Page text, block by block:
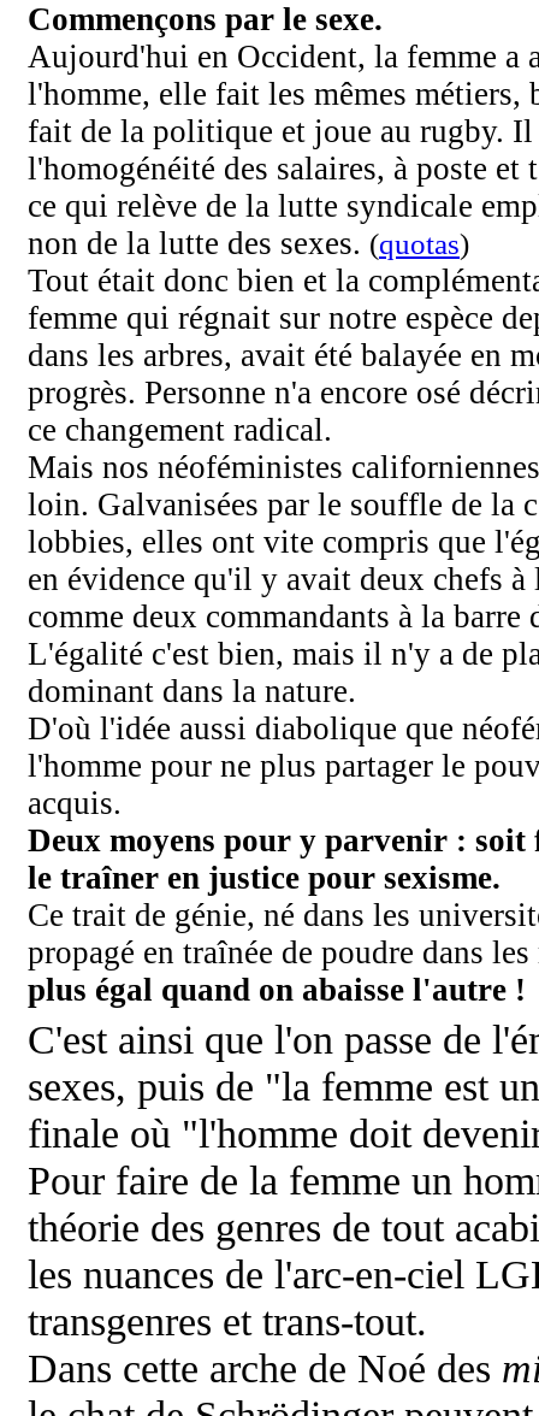
Commençons par le sexe.
Aujourd'hui en Occident, la femme a
l'homme, elle fait les mêmes métiers,
fait de la politique et joue au rugby. Il
l'homogénéité des salaires, à poste et
ce qui relève de la lutte syndicale
non de la lutte des sexes. (quotas)
Tout était donc bien et la
femme qui régnait sur notre espèce
dans les arbres, avait été balayée en
progrès. Personne n'a encore osé
ce changement radical.
Mais nos néoféministes
loin. Galvanisées par le souffle de la
lobbies, elles ont vite compris que
en évidence qu'il y avait deux chefs à
comme deux commandants à la barre
L'égalité c'est bien, mais il n'y a de
dominant dans la nature.
D'où l'idée aussi diabolique que
l'homme pour ne plus partager le
acquis.
Deux moyens pour y parvenir : soit
le traîner en justice pour sexisme.
Ce trait de génie, né dans les
propagé en traînée de poudre dans
plus égal quand on abaisse l'autre !
C'est ainsi que l'on passe de
sexes, puis de "la femme est
finale où "l'homme doit
Pour faire de la femme un
théorie des genres de tout
les nuances de l'arc-en-ciel
transgenres et trans-tout.
Dans cette arche de Noé des